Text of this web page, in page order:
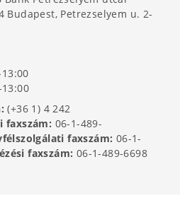
Budapest, Petrezselyem u. 2-
(+36 1) 4 242
faxszám: 06-1-489-
faxszám: 06-1-
faxszám: 06-1-489-6698